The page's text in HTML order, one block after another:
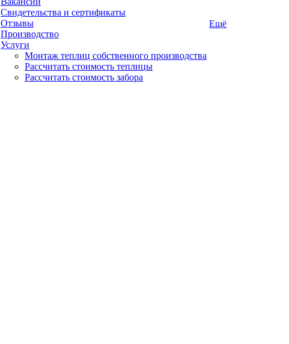
Свидетельства и сертификаты
Отзывы
Производство
Услуги
Монтаж теплиц собственного производства
Рассчитать стоимость теплицы
Рассчитать стоимость забора
Ещё